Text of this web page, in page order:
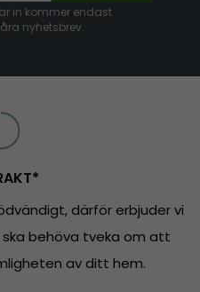
in kommer endast
nyhetsbrev.
därför erbjuder vi
behöva tveka om att
av ditt hem.